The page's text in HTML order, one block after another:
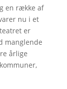
en række af
nu i et
er
manglende
årlige